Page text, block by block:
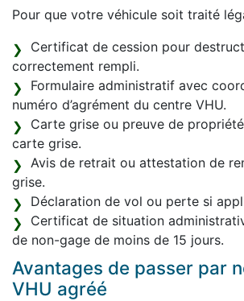
Pour que votre véhicule soit traité
Certificat de cession pour
correctement rempli.
Formulaire administratif avec
numéro d’agrément du centre VHU.
Carte grise ou preuve de
carte grise.
Avis de retrait ou attestation de
grise.
Déclaration de vol ou perte si
Certificat de situation
de non-gage de moins de 15 jours.
Avantages de passer par
VHU agréé